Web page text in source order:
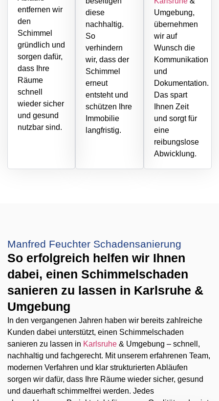
entfernen wir
den
Schimmel
gründlich und
sorgen dafür,
dass Ihre
Räume
schnell
wieder sicher
und gesund
nutzbar sind.
diese
nachhaltig.
So
verhindern
wir, dass der
Schimmel
erneut
entsteht und
schützen Ihre
Immobilie
langfristig.
Umgebung,
übernehmen
wir auf
Wunsch die
Kommunikation
und
Dokumentation.
Das spart
Ihnen Zeit
und sorgt für
eine
reibungslose
Abwicklung.
Manfred Feuchter Schadensanierung
So erfolgreich helfen wir Ihnen
dabei, einen Schimmelschaden
sanieren zu lassen in Karlsruhe &
Umgebung
In den vergangenen Jahren haben wir bereits zahlreiche
Kunden dabei unterstützt, einen Schimmelschaden
sanieren zu lassen in Karlsruhe & Umgebung – schnell,
nachhaltig und fachgerecht. Mit unserem erfahrenen Team,
modernen Verfahren und klar strukturierten Abläufen
sorgen wir dafür, dass Ihre Räume wieder sicher, gesund
und dauerhaft schimmelfrei werden. Jedes